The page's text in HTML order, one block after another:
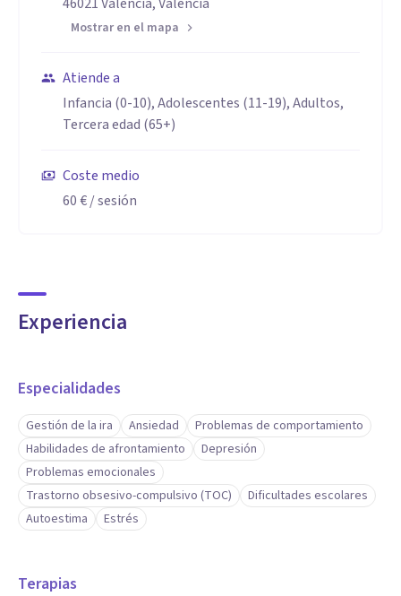
problemática gracias a mi formación y a mi predisposición
Mostrar en el mapa
Atiende a
Infancia (0-10), Adolescentes (11-19), Adultos,
Tercera edad (65+)
Coste medio
60 €/ sesión
Experiencia
Especialidades
Gestión de la ira Ansiedad
Problemas de comportamiento
Habilidades de afrontamiento
Depresión
Problemas emocionales
Trastorno obsesivo-compulsivo (TOC)
Dificultades escolares
Autoestima
Estrés
Terapias